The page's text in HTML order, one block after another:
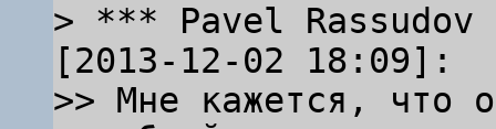
> *** Pavel Rassudov
[2013-12-02 18:09]:
>> Мне кажется, что